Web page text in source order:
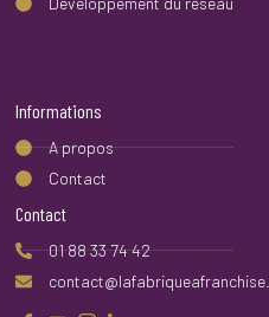
Informations
A propos
Contact
Contact
01 88 33 74 42